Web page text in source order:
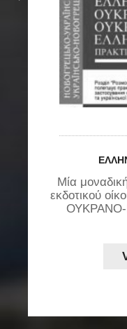
Μία
εκδοτικού
ΟΥΚΡΑΝΟ-